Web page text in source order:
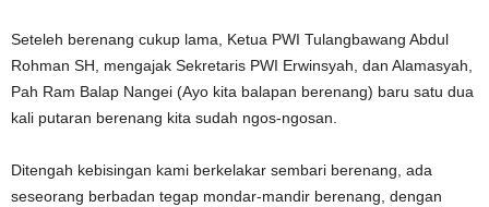
Seteleh berenang cukup lama, Ketua PWI Tulangbawang Abdul
Rohman SH, mengajak Sekretaris PWI Erwinsyah, dan Alamasyah,
Pah Ram Balap Nangei (Ayo kita balapan berenang) baru satu dua
kali putaran berenang kita sudah ngos-ngosan.
Ditengah kebisingan kami berkelakar sembari berenang, ada
seseorang berbadan tegap mondar-mandir berenang, dengan